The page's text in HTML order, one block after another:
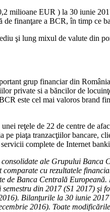
milioane EUR ) la 30 iunie
finanţare a BCR, în timp ce
şi lung mixul de valute din
grup financiar din
private si a băncilor de
este cel mai valoros
reţele de 22 de centre de
piaţa tranzacţiilor bancare,
complete de Internet
ale Grupului
cu rezultatele
Banca Centrală
din 2017 (S1 2017)
Bilanţurile la 30 iunie
2016). Toate